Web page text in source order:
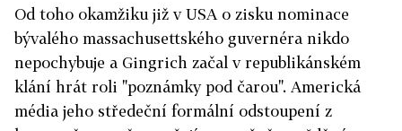
Od toho okamžiku již v USA o zisku nominace
bývalého massachusettského guvernéra nikdo
nepochybuje a Gingrich začal v republikánském
klání hrát roli "poznámky pod čarou". Americká
média jeho středeční formální odstoupení z